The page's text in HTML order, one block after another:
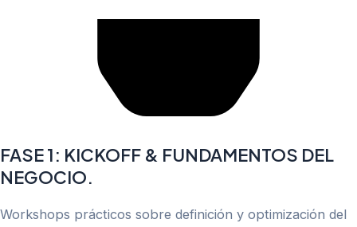
FASE 1: KICKOFF & FUNDAMENTOS DEL
NEGOCIO.
Workshops prácticos sobre definición y optimización del